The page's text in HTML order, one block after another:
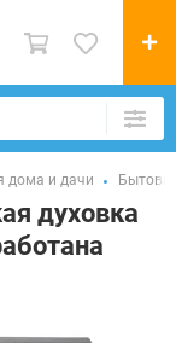
дома и дачи
духовка